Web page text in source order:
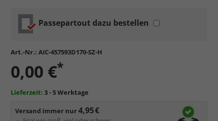
Passepartout dazu bestellen
Art.-Nr.: AIC-457593D170-SZ-H
0,00 €*
Lieferzeit: 3 - 5 Werktage
Versand immer nur4,95 €